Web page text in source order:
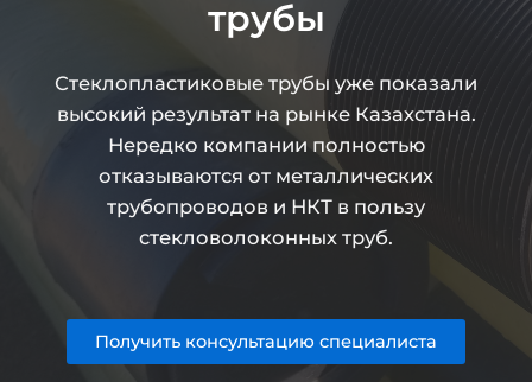
трубы
Стеклопластиковые трубы уже показали
высокий результат на рынке Казахстана.
Нередко компании полностью
отказываются от металлических
трубопроводов и НКТ в пользу
стекловолоконных труб.
Получить консультацию специалиста